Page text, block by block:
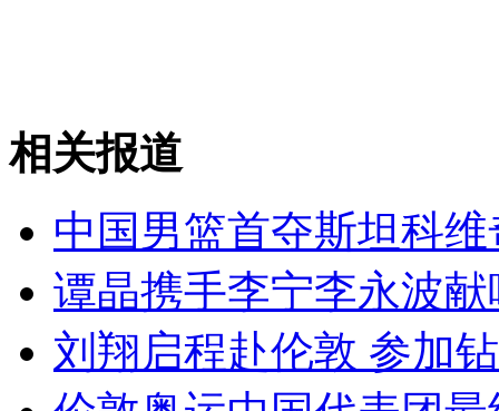
女孩北京地铁殴打老人 痛下狠手拳打脚踢
无痛分娩是否安全 医生回应
相关报道
中国男篮首夺斯坦科
谭晶携手李宁李永波
刘翔启程赴伦敦 参加